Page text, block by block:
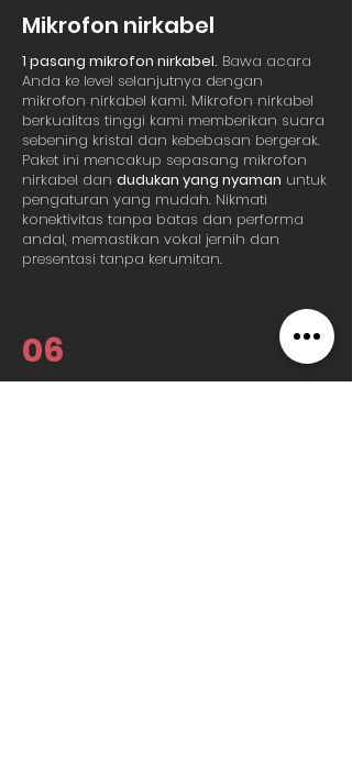
Mikrofon nirkabel
1 pasang mikrofon nirkabel. Bawa acara
Anda ke level selanjutnya dengan
mikrofon nirkabel kami. Mikrofon nirkabel
berkualitas tinggi kami memberikan suara
sebening kristal dan kebebasan bergerak.
Paket ini mencakup sepasang mikrofon
nirkabel dan dudukan yang nyaman untuk
pengaturan yang mudah. Nikmati
konektivitas tanpa batas dan performa
andal, memastikan vokal jernih dan
presentasi tanpa kerumitan.
06